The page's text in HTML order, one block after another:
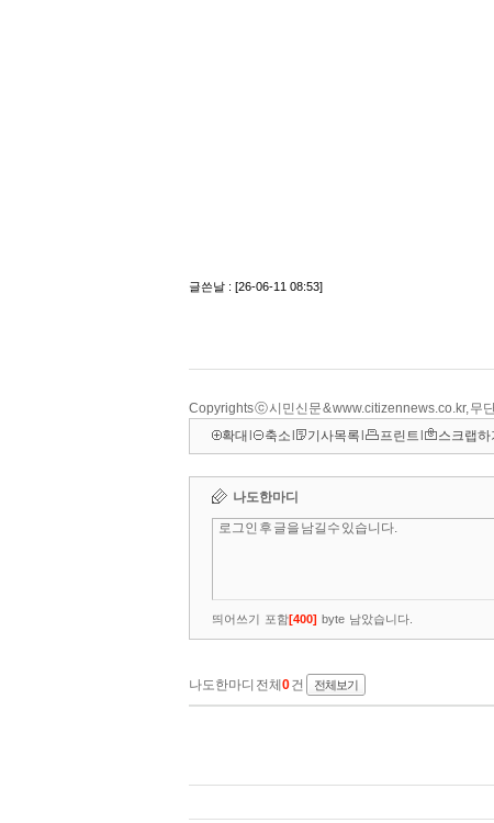
Copyrights ⓒ 시민신문 & www.citizennews.co.kr, 무단
확대
축소 기사목록 프린트 스크랩하